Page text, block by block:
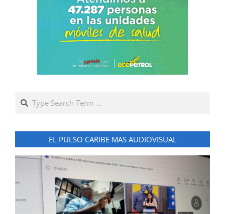
Search
EL PULSO CARIBE MAS AUDIOVISUAL